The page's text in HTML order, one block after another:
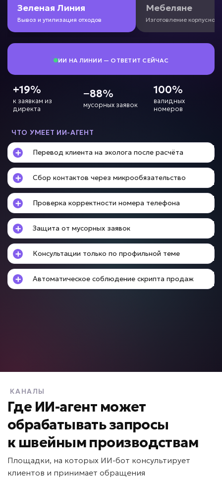
предложений
• Ускорение подготовки КП в 20 раз
Подробней
от 69 000 ₽ под ключ
HR перегружен?
ИИ для подбора
персонала
Задача: Скрининг кандидатов
• До -80% времени рекрутера
• До +50% скорости найма
• Обработка кандидатов 24/7
Подробней
Срок реализации от 7 дней
Задача: Обучение персонала
• До -50% срока адаптации
• Ответы за секунды
• До +30% скорости ввода в должность
Подробней
Зеленая Линия
Вывоз и утилизация отходов
Зеленая Линия
Вывоз и утилизация отходов
Мебеляне
Изготовление корпусной
Мебеляне
Изготовление корпусной
ИИ НА ЛИНИИ — ОТВЕТИТ СЕЙЧАС
+19%
к заявкам из
директа
−88%
мусорных заявок
100%
валидных
номеров
ЧТО УМЕЕТ ИИ-АГЕНТ
Перевод клиента на эколога после расчёта
Сбор контактов через микрообязательство
Проверка корректности номера телефона
Защита от мусорных заявок
Консультации только по профильной теме
Автоматическое соблюдение скрипта продаж
КАНАЛЫ
Где ИИ-агент может
обрабатывать запросы
к швейным производствам
Площадки, на которых ИИ-бот консультирует
клиентов и принимает обращения